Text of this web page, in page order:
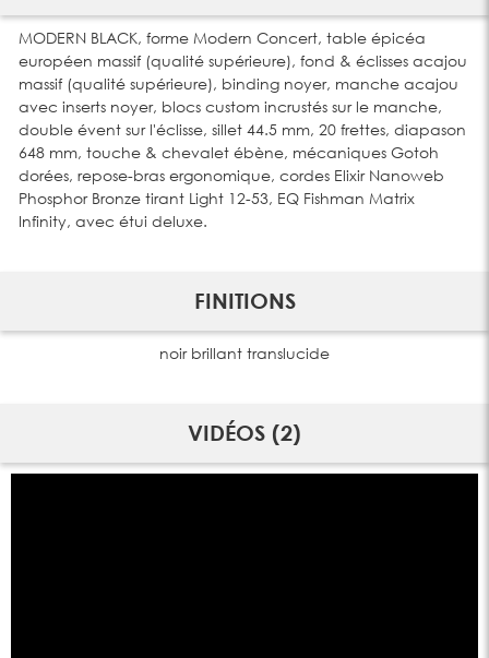
MODERN BLACK, forme Modern Concert, table épicéa
européen massif (qualité supérieure), fond & éclisses acajou
massif (qualité supérieure), binding noyer, manche acajou
avec inserts noyer, blocs custom incrustés sur le manche,
double évent sur l'éclisse, sillet 44.5 mm, 20 frettes, diapason
648 mm, touche & chevalet ébène, mécaniques Gotoh
dorées, repose-bras ergonomique, cordes Elixir Nanoweb
Phosphor Bronze tirant Light 12-53, EQ Fishman Matrix
Infinity, avec étui deluxe.
FINITIONS
noir brillant translucide
VIDÉOS (2)